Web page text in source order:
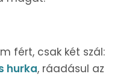
fért, csak két szál:
hurka, ráadásul az